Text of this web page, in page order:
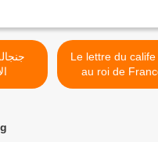
Le lettre du
au roi de
Louis délivré